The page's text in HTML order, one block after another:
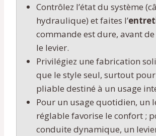
Contrôlez l’état du système
hydraulique) et faites l’
commande est dure, avant
le levier.
Privilégiez une fabrication
que le style seul, surtout
pliable destiné à un usage
Pour un usage quotidien, un
réglable favorise le confort ;
conduite dynamique, un